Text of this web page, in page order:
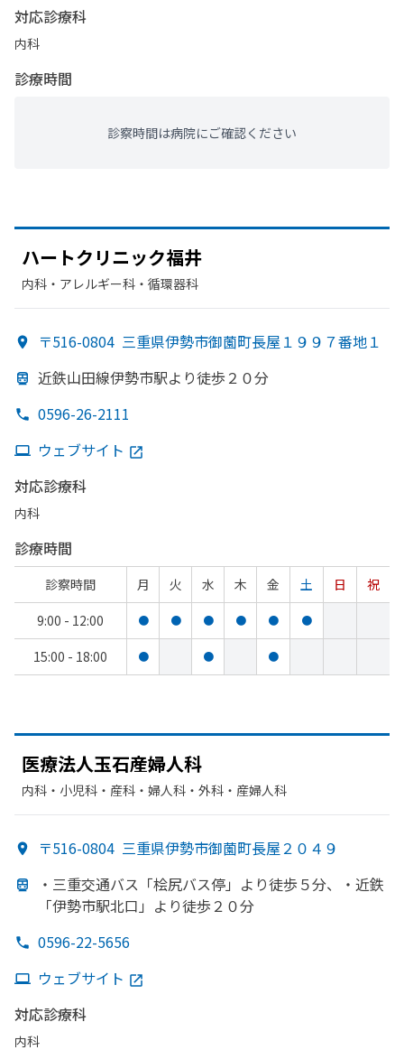
対応診療科
内科
診療時間
診察時間は病院にご確認ください
ハートクリニック福井
内科・​アレルギー科・​循環器科
〒516-0804 三重県伊勢市御薗町長屋１９９７番地１
近鉄山田線伊勢市駅より徒歩２０分
0596-26-2111
ウェブサイト
対応診療科
内科
診療時間
診察時間 月 火 水 木 金 土 日
祝
9:00 - 12:00
● ● ● ● ● ●
15:00 - 18:00 ● ● ●
医療法人玉石産婦人科
内科・​小児科・​産科・​婦人科・​外科・​産婦人科
〒516-0804 三重県伊勢市御薗町長屋２０４９
・三重交通バス「桧尻バス停」より徒歩５分、
・近鉄
「伊勢市駅北口」より徒歩２０分
0596-22-5656
ウェブサイト
対応診療科
内科